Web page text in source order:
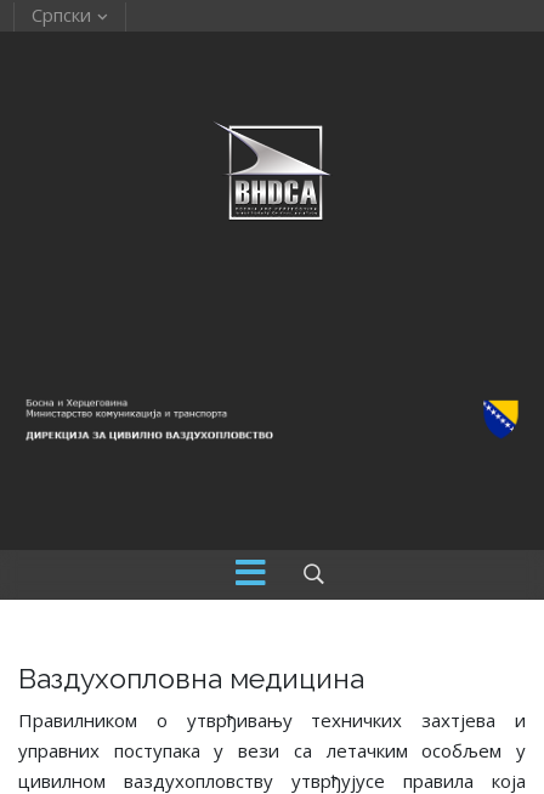
Српски
Ваздухопловна медицина
Правилником о утврђивању техничких захтјева и
управних поступака у вези са летачким особљем у
цивилном ваздухопловству утврђујусе правила која